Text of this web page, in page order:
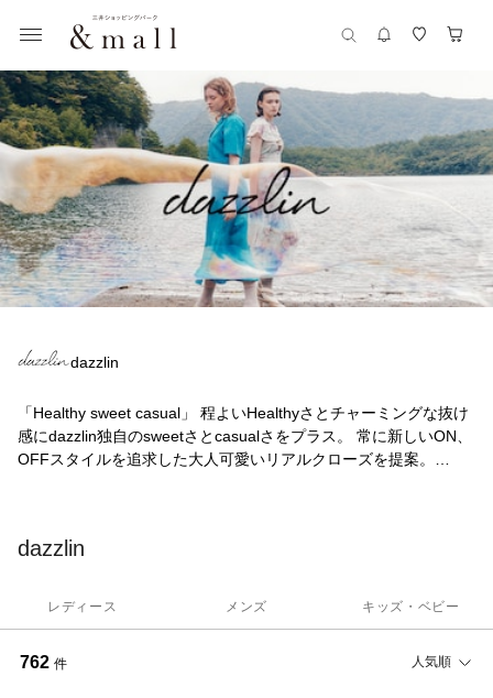
dazzlin
「Healthy sweet casual」 程よいHealthyさとチャーミングな抜け
感にdazzlin独自のsweetさとcasualさをプラス。 常に新しいON、
OFFスタイルを追求した大人可愛いリアルクローズを提案。
dazzlin
レディース メンズ キッズ・ベビー
762 件 人気順